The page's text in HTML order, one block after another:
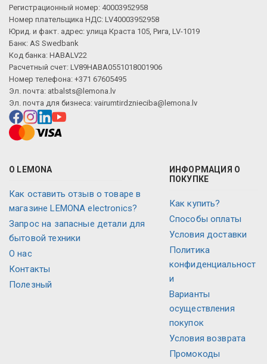
Регистрационный номер: 40003952958
Номер плательщика НДС: LV40003952958
Юрид. и факт. адрес: улица Краста 105, Рига, LV-1019
Банк: AS Swedbank
Код банка: HABALV22
Расчетный счет: LV89HABA0551018001906
Номер телефона: +371 67605495
Эл. почта: atbalsts@lemona.lv
Эл. почта для бизнеса: vairumtirdznieciba@lemona.lv
О LEMONA
Как оставить отзыв о товаре в
магазине LEMONA electronics?
Запрос на запасные детали для
бытовой техники
О нас
Контакты
Полезный
ИНФОРМАЦИЯ О
ПОКУПКЕ
Как купить?
Способы оплаты
Условия доставки
Политика
конфиденциальност
и
Варианты
осуществления
покупок
Условия возврата
Промокоды